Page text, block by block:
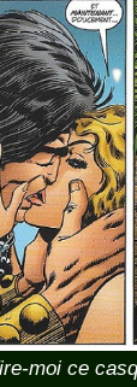
moi ce